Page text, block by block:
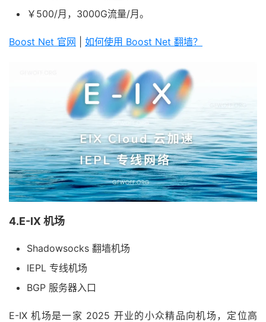
￥500/月，3000G流量/月。
Boost Net 官网 如何使用 Boost Net 翻墙？
4.E-IX 机场
Shadowsocks 翻墙机场
IEPL 专线机场
BGP 服务器入口
E-IX 机场是一家 2025 开业的小众精品向机场，定位高